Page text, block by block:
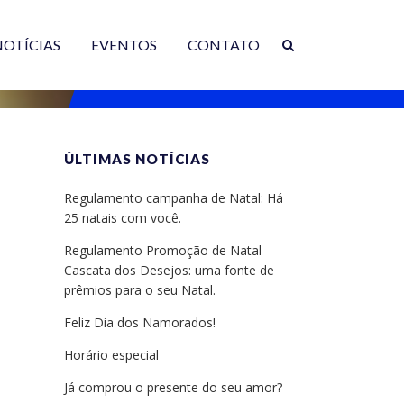
EVENTOS CONTATO
ÚLTIMAS NOTÍCIAS
Regulamento campanha de Natal: Há
25 natais com você.
Regulamento Promoção de Natal
Cascata dos Desejos: uma fonte de
prêmios para o seu Natal.
Feliz Dia dos Namorados!
Horário especial
Já comprou o presente do seu amor?